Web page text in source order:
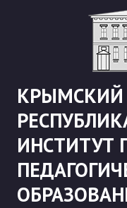
КРЫМСКИЙ
ИНСТИТУТ